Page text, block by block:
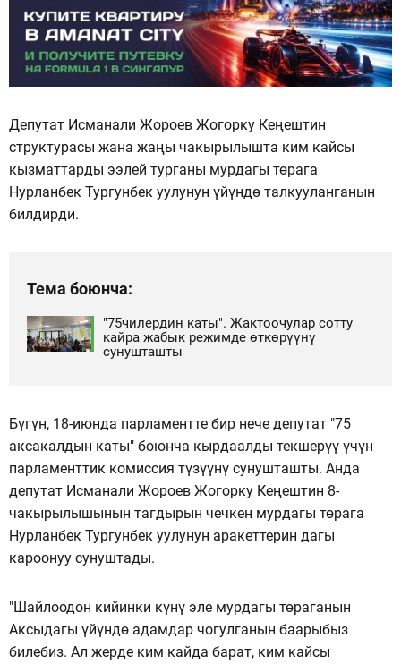
Депутат Исманали Жороев Жогорку Кеңештин
структурасы жана жаңы чакырылышта ким кайсы
кызматтарды ээлей турганы мурдагы төрага
Нурланбек Тургунбек уулунун үйүндө талкууланганын
билдирди.
Тема боюнча:
"75чилердин каты". Жактоочулар сотту
кайра жабык режимде өткөрүүнү
сунушташты
Бүгүн, 18-июнда парламентте бир нече депутат "75
аксакалдын каты" боюнча кырдаалды текшерүү үчүн
парламенттик комиссия түзүүнү сунушташты. Анда
депутат Исманали Жороев Жогорку Кеңештин 8-
чакырылышынын тагдырын чечкен мурдагы төрага
Нурланбек Тургунбек уулунун аракеттерин дагы
кароонуу сунуштады.
"Шайлоодон кийинки күнү эле мурдагы төраганын
Аксыдагы үйүндө адамдар чогулганын баарыбыз
билебиз. Ал жерде ким кайда барат, ким кайсы